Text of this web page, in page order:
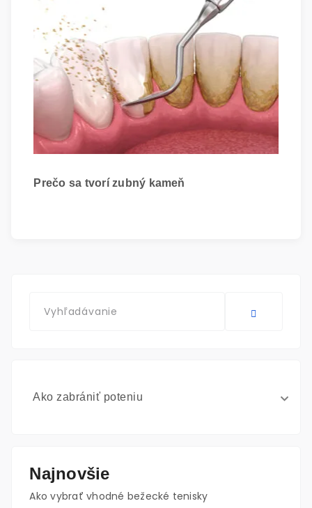
Prečo sa tvorí zubný kameň
Ako zabrániť poteniu
Najnovšie
Ako vybrať vhodné bežecké tenisky